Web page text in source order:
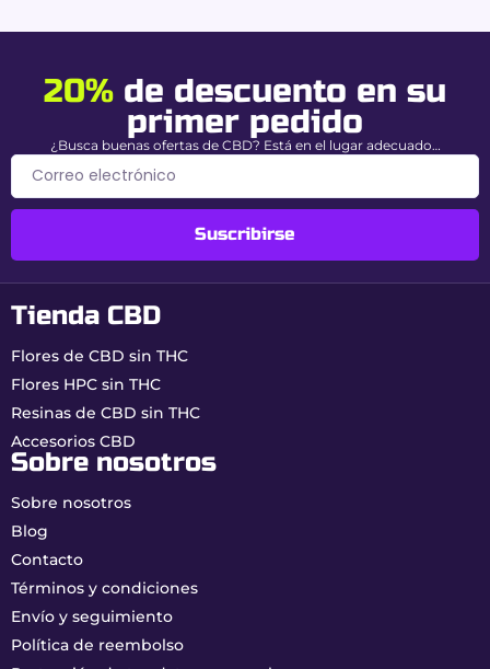
Características de la
bandeja de liar Zushi –
Best Buds
Tipo Bandeja de liar de metal
espacio/transporte)
Diseño
Mantenimiento
Uso
diario
Zushi de Best Buds?
Diseño único y colorido:
sesión.
Tamaño práctico:
comodidad y lo bastante compacto para el
20% de descuento en su
primer pedido
¿Busca buenas ofertas de CBD? Está en el lugar adecuado…
Suscribirse
Tienda CBD
Flores de CBD sin THC
Flores HPC sin THC
Resinas de CBD sin THC
Accesorios CBD
Sobre nosotros
Sobre nosotros
Blog
Contacto
Términos y condiciones
Envío y seguimiento
Política de reembolso